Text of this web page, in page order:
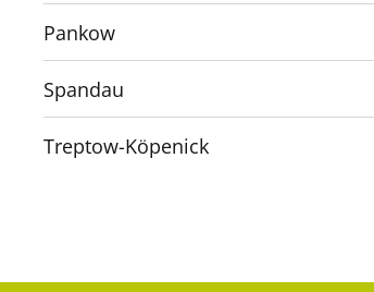
Pankow
Spandau
Treptow-Köpenick